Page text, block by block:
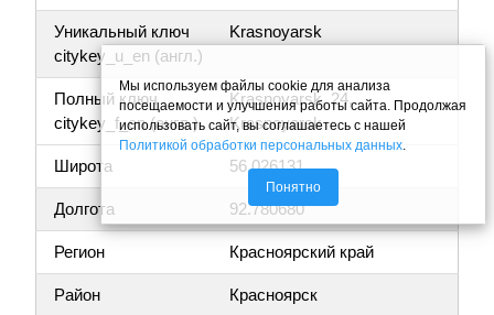
Уникальный ключ
citykey_u_en (англ.)
Krasnoyarsk
Полный ключ
citykey_f_en (англ.)
Krasnoyarsk, 24,
Krasnoyarsk
Широта 56.026131
Долгота 92.780680
Регион Красноярский край
Район Красноярск
Мы используем файлы cookie для анализа
посещаемости и улучшения работы сайта. Продолжая
использовать сайт, вы соглашаетесь с нашей
Политикой обработки персональных данных.
Понятно